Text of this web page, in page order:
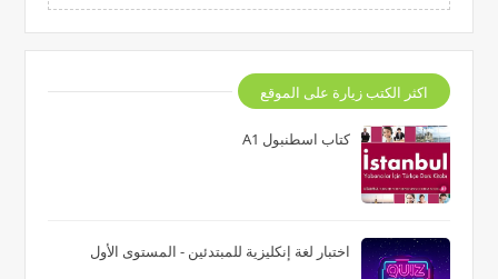
اكثر الكتب زيارة على الموقع
كتاب اسطنبول A1
اختبار لغة إنكليزية للمبتدئين - المستوى الأول